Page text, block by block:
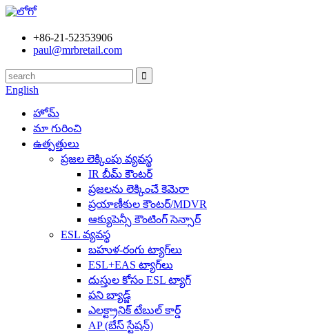
+86-21-52353906
paul@mrbretail.com
English
హోమ్
మా గురించి
ఉత్పత్తులు
ప్రజల లెక్కింపు వ్యవస్థ
IR బీమ్ కౌంటర్
ప్రజలను లెక్కించే కెమెరా
ప్రయాణీకుల కౌంటర్/MDVR
ఆక్యుపెన్సీ కౌంటింగ్ సెన్సార్
ESL వ్యవస్థ
బహుళ-రంగు ట్యాగ్‌లు
ESL+EAS ట్యాగ్‌లు
దుస్తుల కోసం ESL ట్యాగ్
పని బ్యాడ్జ్
ఎలక్ట్రానిక్ టేబుల్ కార్డ్
AP (బేస్ స్టేషన్)